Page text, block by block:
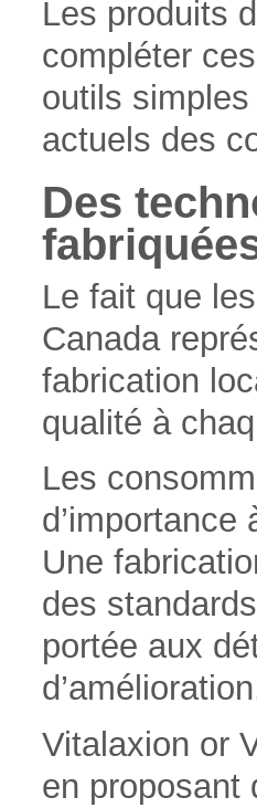
Les produits
compléter
outils
actuels des
Des
Le fait que
Canada
fabrication
qualité à
Les
d’importance
Une
des
portée aux
Vitalaxion or
en proposant